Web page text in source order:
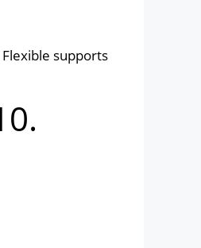
supports